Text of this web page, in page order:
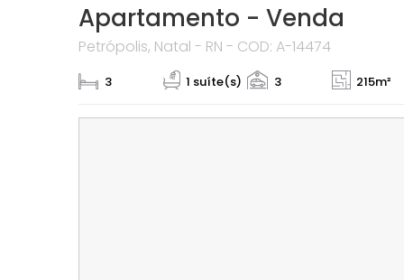
Apartamento - Venda
Petrópolis, Natal - RN - COD: A-14474
3 1 suíte(s) 3 215m²